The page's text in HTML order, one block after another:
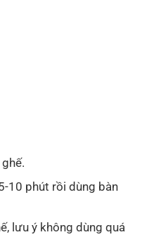
10 phút rồi dùng bàn
lưu ý không dùng quá